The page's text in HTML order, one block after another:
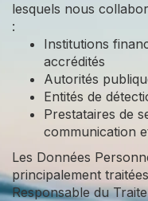
lesquels nous
:
Institutions
accrédités
Autorités
Entités de
Prestataires de
communication
Les Données
principalement
Responsable du